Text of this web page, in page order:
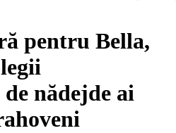
pentru Bella,
nădejde ai